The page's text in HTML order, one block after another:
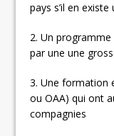
pays s’il en existe
2. Un
par une une
3. Une formation
ou OAA) qui ont
compagnies